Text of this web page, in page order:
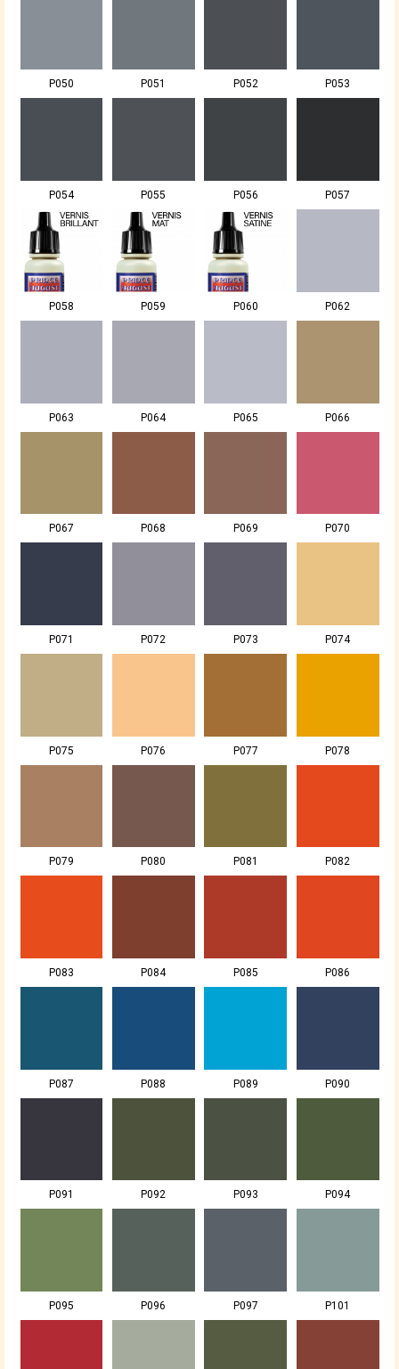
P050 P051 P052 P053
P054 P055 P056 P057
P058 P059 P060 P062
P063 P064 P065 P066
P067 P068 P069 P070
P071 P072 P073 P074
P075 P076 P077 P078
P079 P080 P081 P082
P083 P084 P085 P086
P087 P088 P089 P090
P091 P092 P093 P094
P095 P096 P097 P101